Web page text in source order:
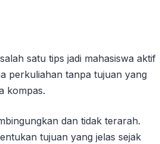
satu tips jadi mahasiswa aktif
perkuliahan tanpa tujuan yang
kompas.
dan tidak terarah.
tujuan yang jelas sejak